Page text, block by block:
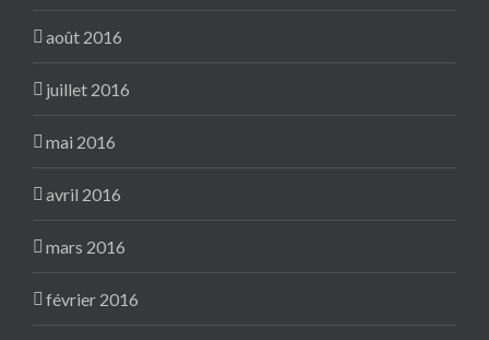
août 2016
juillet 2016
mai 2016
avril 2016
mars 2016
février 2016